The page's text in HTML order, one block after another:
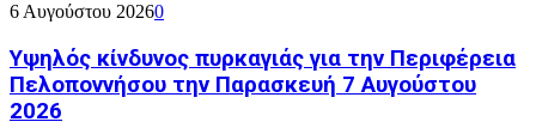
6 Αυγούστου 20260
Υψηλός κίνδυνος πυρκαγιάς για την Περιφέρεια
Πελοποννήσου την Παρασκευή 7 Αυγούστου
2026